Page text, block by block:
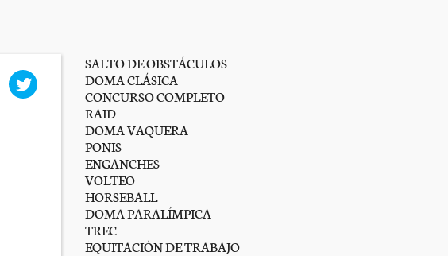
SALTO DE OBSTÁCULOS
DOMA CLÁSICA
CONCURSO COMPLETO
RAID
DOMA VAQUERA
PONIS
ENGANCHES
VOLTEO
HORSEBALL
DOMA PARALÍMPICA
TREC
EQUITACIÓN DE TRABAJO